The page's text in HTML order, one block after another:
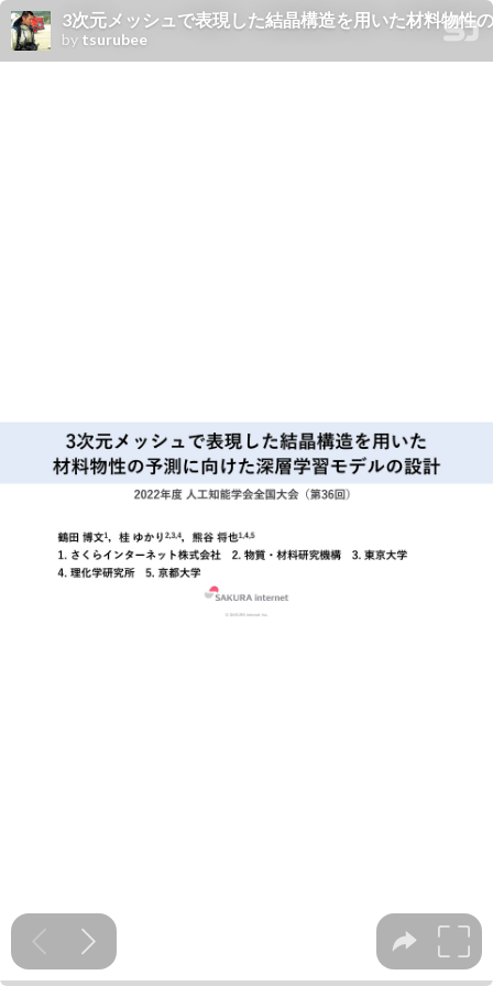
3次元メッシュで表現した結晶構造を用いた材料物
by tsurubee